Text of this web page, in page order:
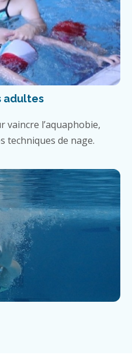
adultes
vaincre l’aquaphobie,
techniques de nage.